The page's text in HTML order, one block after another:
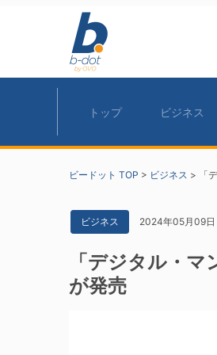
トップ ビジネス
ビードット TOP > ビジネス > 「
ビジネス 2024年05月09日
「デジタル・
が発売